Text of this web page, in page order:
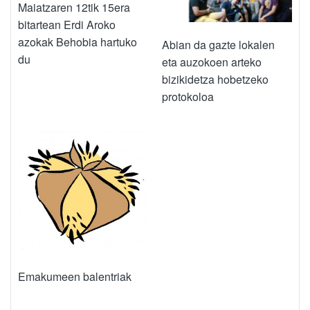
Maiatzaren 12tik 15era
bitartean Erdi Aroko
azokak Behobia hartuko
du
Abian da gazte lokalen
eta auzokoen arteko
bizikidetza hobetzeko
protokoloa
Emakumeen balentriak